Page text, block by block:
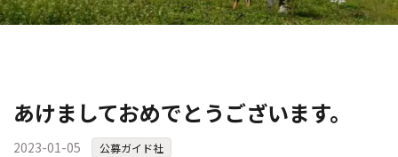
資料ダウンロード
あけましておめでとうございます。
2023-01-05 公募ガイド社